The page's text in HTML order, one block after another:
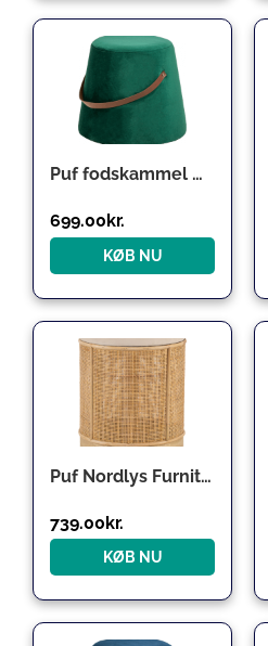
Puf fodskammel Nordlys Furniture Fuji smaragdgrønt fløjl Ø42xH36 cm
699.00 kr.
KØB NU
Puf Nordlys Furniture Chuo håndvævet rattan fodskammel Ø35ÃH44 cm beige velour
739.00kr.
KØB NU